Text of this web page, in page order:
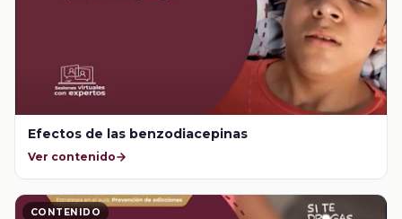
Efectos de las benzodiacepinas
Ver contenido
CONTENIDO